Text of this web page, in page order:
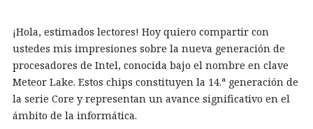
¡Hola, estimados lectores! Hoy quiero compartir con
ustedes mis impresiones sobre la nueva generación de
procesadores de Intel, conocida bajo el nombre en clave
Meteor Lake. Estos chips constituyen la 14.ª generación de
la serie Core y representan un avance significativo en el
ámbito de la informática.